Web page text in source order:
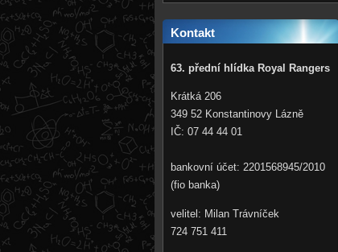
Kontakt
63. přední hlídka Royal Rangers
Krátká 206
349 52 Konstantinovy Lázně
IČ: 07 44 44 01
bankovní účet: 2201568945/2010
(fio banka)
velitel: Milan Trávníček
724 751 411